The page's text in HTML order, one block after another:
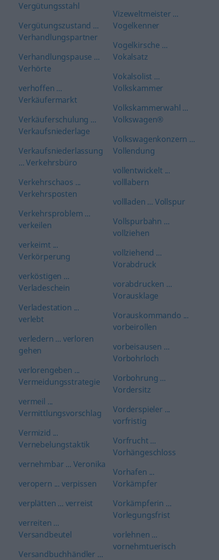
Vergütungsstahl
Vergütungszustand ...
Verhandlungspartner
Verhandlungspause ...
Verhörte
verhoffen ...
Verkäufermarkt
Verkäuferschulung ...
Verkaufsniederlage
Verkaufsniederlassung
... Verkehrsbüro
Verkehrschaos ...
Verkehrsposten
Verkehrsproblem ...
verkeilen
verkeimt ...
Verkörperung
verköstigen ...
Verladeschein
Verladestation ...
verlebt
verledern ... verloren
gehen
verlorengeben ...
Vermeidungsstrategie
vermeil ...
Vermittlungsvorschlag
Vermizid ...
Vernebelungstaktik
vernehmbar ... Veronika
veropern ... verpissen
verplätten ... verreist
verreiten ...
Versandbeutel
Versandbuchhändler ...
Vizeweltmeister ...
Vogelkenner
Vogelkirsche ...
Vokalsatz
Vokalsolist ...
Volkskammer
Volkskammerwahl ...
Volkswagen®
Volkswagenkonzern ...
Vollendung
vollentwickelt ...
volllabern
vollladen ... Vollspur
Vollspurbahn ...
vollziehen
vollziehend ...
Vorabdruck
vorabdrucken ...
Vorausklage
Vorauskommando ...
vorbeirollen
vorbeisausen ...
Vorbohrloch
Vorbohrung ...
Vordersitz
Vorderspieler ...
vorfristig
Vorfrucht ...
Vorhängeschloss
Vorhafen ...
Vorkämpfer
Vorkämpferin ...
Vorlegungsfrist
vorlehnen ...
vornehmtuerisch